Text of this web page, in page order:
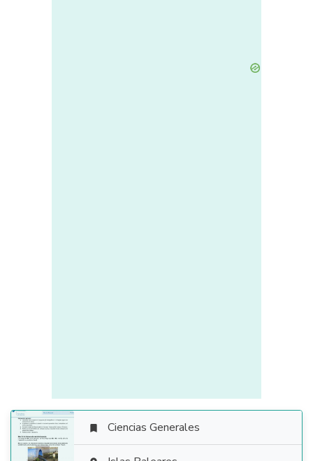
 Ciencias Generales